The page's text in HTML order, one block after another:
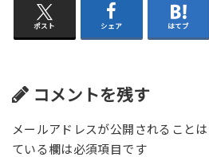
ポスト シェア はてブ
コメントを残す
メールアドレスが公開されることは
ている欄は必須項目です